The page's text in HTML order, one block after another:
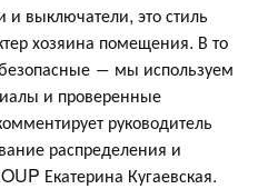
выключатели, это стиль
хозяина помещения. В то
― мы используем
и проверенные
руководитель
распределения и
Екатерина Кугаевская.